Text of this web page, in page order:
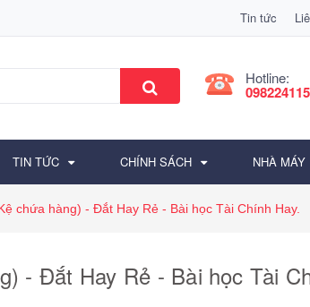
Tin tức
Hotline:
TIN TỨC CHÍNH SÁCH NHÀ MÁY
chứa hàng) - Đắt Hay Rẻ - Bài học Tài Chính Hay.
- Đắt Hay Rẻ - Bài học Tài